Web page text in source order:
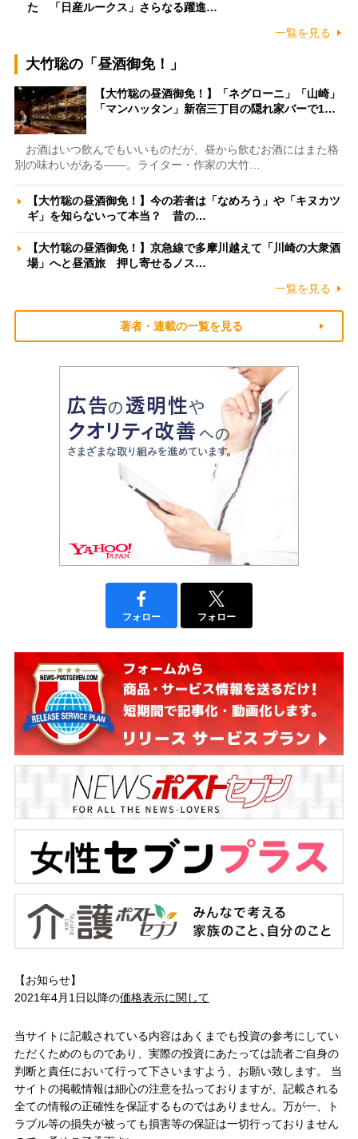
た 「日産ルークス」さらなる躍進…
一覧を見る
大竹聡の「昼酒御免！」
【大竹聡の昼酒御免！】「ネグローニ」「山崎」
「マンハッタン」新宿三丁目の隠れ家バーで1…
お酒はいつ飲んでもいいものだが、昼から飲むお酒にはまた格
別の味わいがある――。ライター・作家の大竹…
【大竹聡の昼酒御免！】今の若者は「なめろう」や「キヌカツ
ギ」を知らないって本当？ 昔の…
【大竹聡の昼酒御免！】京急線で多摩川越えて「川崎の大衆酒
場」へと昼酒旅 押し寄せるノス…
一覧を見る
著者・連載の一覧を見る
フォロー フォロー
【お知らせ】
2021年4月1日以降の価格表示に関して
当サイトに記載されている内容はあくまでも投資の参考にしてい
ただくためのものであり、実際の投資にあたっては読者ご自身の
判断と責任において行って下さいますよう、お願い致します。 当
サイトの掲載情報は細心の注意を払っておりますが、記載される
全ての情報の正確性を保証するものではありません。万が一、ト
ラブル等の損失が被っても損害等の保証は一切行っておりません